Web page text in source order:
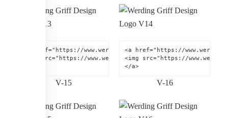
<a href="https://www.werding.de" title="Werding Griff-
<img src="https://www.werding.de/images/werding-griff-
<a href="https://
<img src="https://
</a>
V-15 V-16